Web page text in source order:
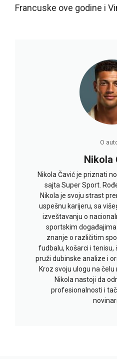
Francuske ove godine i
O
Nikola
Nikola Čavić je priznati
sajta Super Sport.
Nikola je svoju strast
uspešnu karijeru, sa
izveštavanju o
sportskim
znanje o različitim
fudbalu, košarci i
pruži dubinske analize i
Kroz svoju ulogu na
Nikola nastoji da
profesionalnosti i